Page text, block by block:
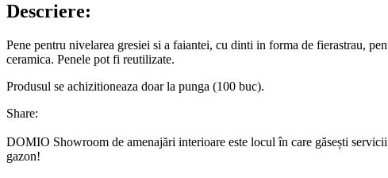
Descriere:
Pene pentru nivelarea gresiei si a faiantei, cu dinti in forma de fierastrau,
ceramica. Penele pot fi reutilizate.
Produsul se achizitioneaza doar la punga (100 buc).
Share:
DOMIO Showroom de amenajări interioare este locul în care găsești
gazon!